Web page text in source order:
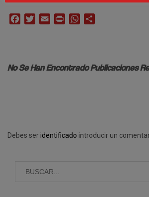
FacebookTwitterEmail Print WhatsApp
No Se Han Encontrado Publicaciones
Debes seridentificado introducir un